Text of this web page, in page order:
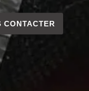
CONTACTER